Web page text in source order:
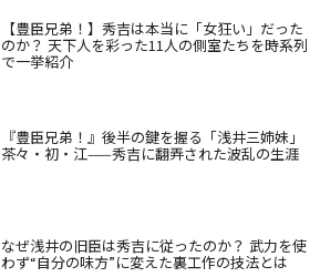
【豊臣兄弟！】秀吉は本当に「女狂い」だった
のか？ 天下人を彩った11人の側室たちを時系列
で一挙紹介
『豊臣兄弟！』後半の鍵を握る「浅井三姉妹」
茶々・初・江——秀吉に翻弄された波乱の生涯
なぜ浅井の旧臣は秀吉に従ったのか？ 武力を使
わず“自分の味方”に変えた裏工作の技法とは